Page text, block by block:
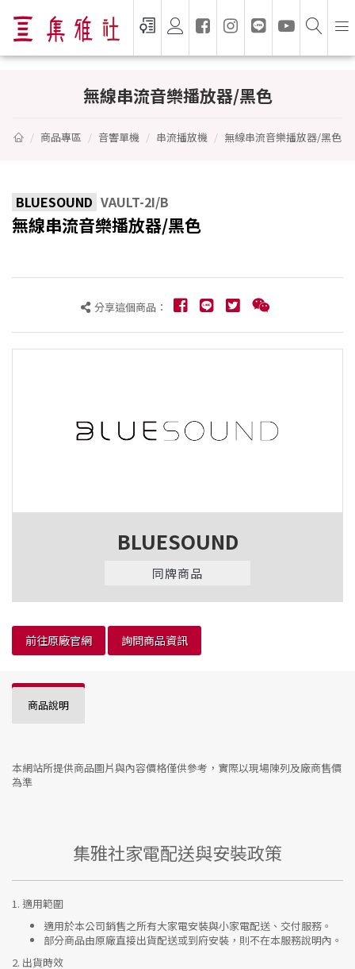
無線串流音樂播放器/黑色 - BLUESOUND
無線串流音樂播放器/黑色
商品專區 音響單機 串流播放機 無線串流音樂播放器/黑色
BLUESOUND VAULT-2I/B
無線串流音樂播放器/黑色
分享這個商品：
BLUESOUND
同牌商品
前往原廠官網 詢問商品資訊
商品說明
本網站所提供商品圖片與內容價格僅供參考，實際以現場陳列及廠商售價
為準
集雅社家電配送與安裝政策
1. 適用範圍
適用於本公司銷售之所有大家電安裝與小家電配送、交付服務。
部分商品由原廠直接出貨配送或到府安裝，則不在本服務說明內。
2. 出貨時效